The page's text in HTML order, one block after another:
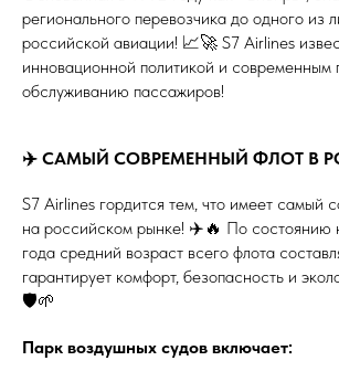
регионального перевозчика до одного из
российской авиации! 📈🚀 S7 Airlines
инновационной политикой и современным
обслуживанию пассажиров!
✈️ САМЫЙ СОВРЕМЕННЫЙ ФЛОТ В
S7 Airlines гордится тем, что имеет самый
на российском рынке! ✈️🔥 По состоянию
года средний возраст всего флота
гарантирует комфорт, безопасность и
🛡️🌱
Парк воздушных судов включает: